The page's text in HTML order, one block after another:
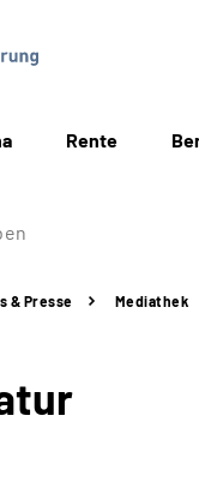
Rente
& Presse Mediathek